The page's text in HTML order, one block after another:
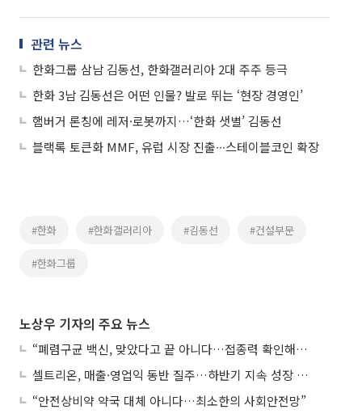
관련 뉴스
한화그룹 삼남 김동선, 한화갤러리아 2대 주주 등극
한화 3남 김동선은 어떤 인물? 발로 뛰는 ‘현장 경영인’
햄버거 론칭에 레저·로봇까지…‘한화 샛별’ 김동선
블랙록 토큰화 MMF, 유럽 시장 진출∙∙∙스테이블코인 확장
#한화 #한화갤러리아 #김동선 #건설부문
#한화그룹
노상우 기자의 주요 뉴스
“폐렴구균 백신, 맞았다고 끝 아니다…접종력 확인해야”
셀트리온, 매출·영업익 동반 질주…하반기 지속 성장 전망에 주목
“안전상비약 약국 대체 아니다…최소한의 사회안전망”